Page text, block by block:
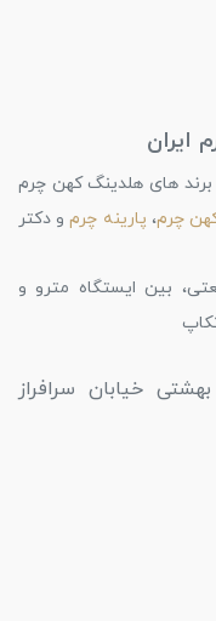
ایران
برند های هلدینگ کهن چرم
چرم، پارینه چرمو دکتر
بین ایستگاه مترو و
خیابان سرافراز